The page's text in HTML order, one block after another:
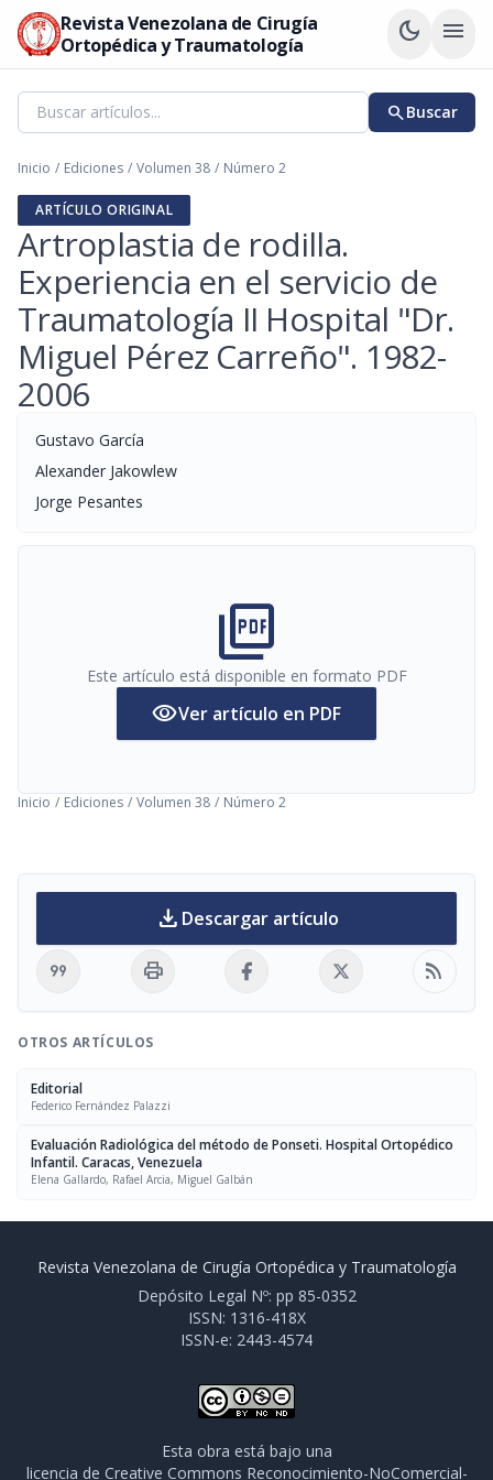
Revista Venezolana de Cirugía
Ortopédica y Traumatología
dark_mode menu
searchBuscar
Inicio / Ediciones / Volumen 38 / Número 2
ARTÍCULO ORIGINAL
Artroplastia de rodilla.
Experiencia en el servicio de
Traumatología II Hospital "Dr.
Miguel Pérez Carreño". 1982-
2006
Gustavo García
Alexander Jakowlew
Jorge Pesantes
picture_as_pdf
Este artículo está disponible en formato PDF
visibilityVer artículo en PDF
Inicio / Ediciones / Volumen 38 / Número 2
download Descargar artículo
format_quote print rss_feed
OTROS ARTÍCULOS
Editorial
Federico Fernández Palazzi
Evaluación Radiológica del método de Ponseti. Hospital Ortopédico
Infantil. Caracas, Venezuela
Elena Gallardo, Rafael Arcia, Miguel Galbán
Revista Venezolana de Cirugía Ortopédica y Traumatología
Depósito Legal Nº: pp 85-0352
ISSN: 1316-418X
ISSN-e: 2443-4574
Esta obra está bajo una
licencia de Creative Commons Reconocimiento-NoComercial-